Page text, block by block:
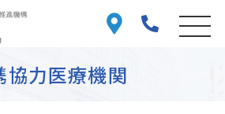
協力医療機関